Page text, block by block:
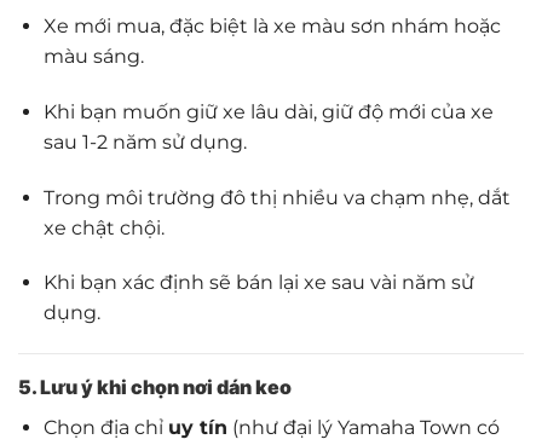
Xe mới mua, đặc biệt là xe màu sơn nhám hoặc
màu sáng.
Khi bạn muốn giữ xe lâu dài, giữ độ mới của xe
sau 1-2 năm sử dụng.
Trong môi trường đô thị nhiều va chạm nhẹ, dắt
xe chật chội.
Khi bạn xác định sẽ bán lại xe sau vài năm sử
dụng.
5. Lưu ý khi chọn nơi dán keo
Chọn địa chỉ uy tín (như đại lý Yamaha Town có